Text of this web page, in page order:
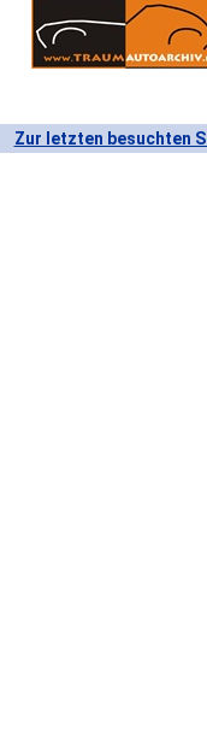
Zur letzten besuchten